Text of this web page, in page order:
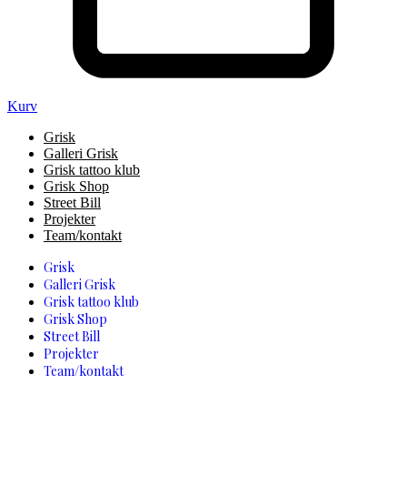
Kurv
Grisk
Galleri Grisk
Grisk tattoo klub
Grisk Shop
Street Bill
Projekter
Team/kontakt
Grisk
Galleri Grisk
Grisk tattoo klub
Grisk Shop
Street Bill
Projekter
Team/kontakt